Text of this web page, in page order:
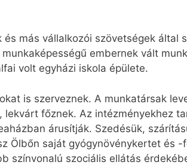
más vállalkozói szövetségek által
embernek vált
volt egyházi iskola épülete.
is szerveznek. A munkatársak
főznek. Az intézményekhez
árusítják. Szedésük,
Ölbőn saját gyógynövénykertet és
színvonalú szociális ellátás